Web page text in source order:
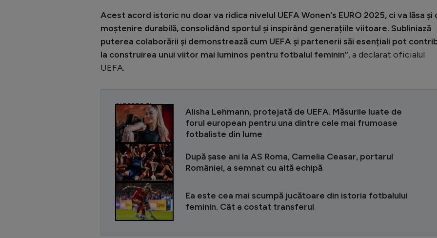
Acest acord istoric nu doar va ridica nivelul UEFA Wonen's EURO 2025, ci va lăsa și
moștenire durabilă, consolidând sportul și inspirând generațiile viitoare. Subliniază
puterea colaborării și demonstrează cum UEFA și partenerii săi esențiali pot
la construirea unui viitor mai luminos pentru fotbalul feminin”, a declarat oficialul
UEFA.
CITEȘTE ȘI
Alisha Lehmann, protejată de UEFA. Măsurile luate de
forul european pentru una dintre cele mai frumoase
fotbaliste din lume
După șase ani la AS Roma, Camelia Ceasar, portarul
României, a semnat cu altă echipă
Ea este cea mai scumpă jucătoare din istoria fotbalului
feminin. Cât a costat transferul